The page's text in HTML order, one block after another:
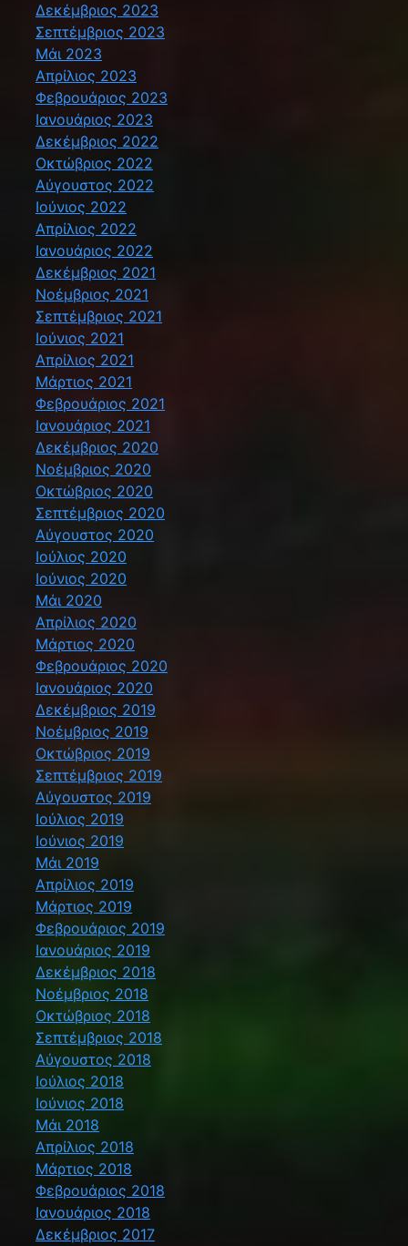
Δεκέμβριος 2023
Σεπτέμβριος 2023
Μάι 2023
Απρίλιος 2023
Φεβρουάριος 2023
Ιανουάριος 2023
Δεκέμβριος 2022
Οκτώβριος 2022
Αύγουστος 2022
Ιούνιος 2022
Απρίλιος 2022
Ιανουάριος 2022
Δεκέμβριος 2021
Νοέμβριος 2021
Σεπτέμβριος 2021
Ιούνιος 2021
Απρίλιος 2021
Μάρτιος 2021
Φεβρουάριος 2021
Ιανουάριος 2021
Δεκέμβριος 2020
Νοέμβριος 2020
Οκτώβριος 2020
Σεπτέμβριος 2020
Αύγουστος 2020
Ιούλιος 2020
Ιούνιος 2020
Μάι 2020
Απρίλιος 2020
Μάρτιος 2020
Φεβρουάριος 2020
Ιανουάριος 2020
Δεκέμβριος 2019
Νοέμβριος 2019
Οκτώβριος 2019
Σεπτέμβριος 2019
Αύγουστος 2019
Ιούλιος 2019
Ιούνιος 2019
Μάι 2019
Απρίλιος 2019
Μάρτιος 2019
Φεβρουάριος 2019
Ιανουάριος 2019
Δεκέμβριος 2018
Νοέμβριος 2018
Οκτώβριος 2018
Σεπτέμβριος 2018
Αύγουστος 2018
Ιούλιος 2018
Ιούνιος 2018
Μάι 2018
Απρίλιος 2018
Μάρτιος 2018
Φεβρουάριος 2018
Ιανουάριος 2018
Δεκέμβριος 2017